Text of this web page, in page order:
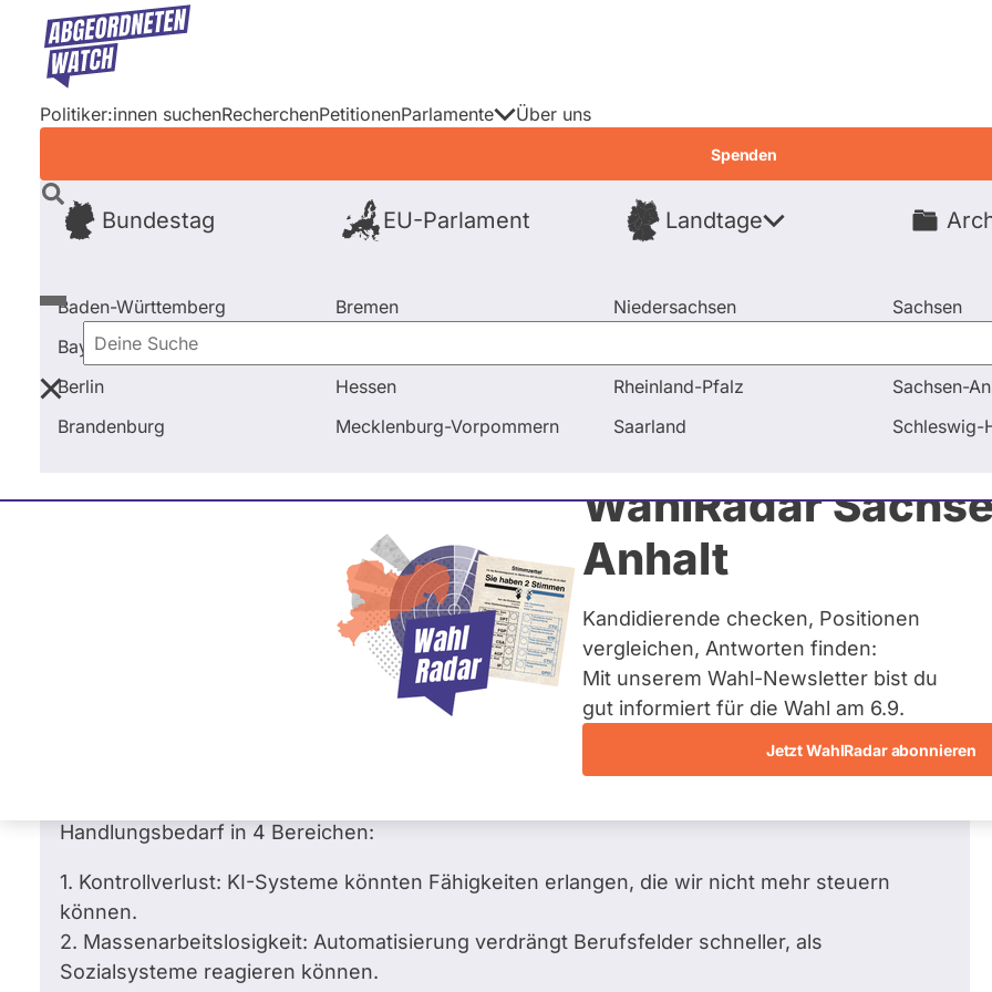
Direkt
Inhalt
Politiker:innen suchenRecherchenPetitionenParlamente
Bundestag EU-Parlament Landtage
Baden-Württemberg
Bayern
Berlin
Brandenburg
Bremen
Hessen
Mecklenburg-Vorpommern
Niedersachsen
Rheinland-Pfalz
Saarland
Sachsen
Sachsen-
Schleswig-
Über uns
Spenden
Deine
Suche
WahlRadar
Anhalt
Kandidierende checken, Positionen
vergleichen, Antworten finden:
Mit unserem Wahl-Newsletter bist du
gut informiert für die Wahl am 6.9.
Jetzt WahlRadar abonnieren
Startseite Frage stellen Lukas Rehm Fragen und Antworten Unterstützen Sie eine EU-weite KI-
Lukas Rehm
Fragen beantwortet
Zum
Unterstützen Sie eine EU-weite KI-Risikostrategie, sowie eine nationale Strategie?
Welche konkreten Schritte planen Sie in dieser Legislaturperiode?
Handlungsbedarf in 4 Bereichen:
1. Kontrollverlust: KI-Systeme könnten Fähigkeiten erlangen, die wir nicht mehr steuern
können.
2. Massenarbeitslosigkeit: Automatisierung verdrängt Berufsfelder schneller, als
Sozialsysteme reagieren können.